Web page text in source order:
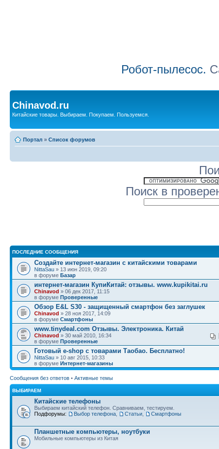
Робот-пылесос.
Chinavod.ru
Китайские товары. Выбираем. Покупаем. Пользуемся.
Портал » Список форумов
Поиск в
ПОСЛЕДНИЕ СООБЩЕНИЯ
Создайте интернет-магазин с китайскими товарами
NittaSau » 13 июн 2019, 09:20
в форуме Базар
интернет-магазин КупиКитай: отзывы. www.kupikitai.ru
Chinavod » 06 дек 2017, 11:15
в форуме Проверенные
Обзор E&L S30 - защищенный смартфон без заглушек
Chinavod » 28 ноя 2017, 14:09
в форуме Смартфоны
www.tinydeal.com Отзывы. Электроника. Китай
Chinavod » 30 май 2010, 16:34
в форуме Проверенные
Готовый e-shop с товарами Таобао. Бесплатно!
NittaSau » 10 авг 2015, 10:33
в форуме Интернет-магазины
Сообщения без ответов • Активные темы
ВЫБИРАЕМ
Китайские телефоны
Выбираем китайский телефон. Сравниваем, тестируем.
Подфорумы:
Выбор телефона Статьи Смартфоны
Планшетные компьютеры, ноутбуки
Мобильные компьютеры из Китая